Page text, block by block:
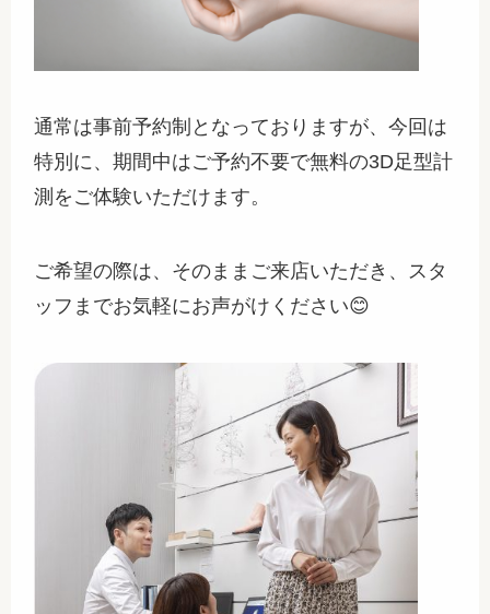
通常は事前予約制となっておりますが、今回は
特別に、期間中はご予約不要で無料の3D足型計
測をご体験いただけます。
ご希望の際は、そのままご来店いただき、スタ
ッフまでお気軽にお声がけください😊